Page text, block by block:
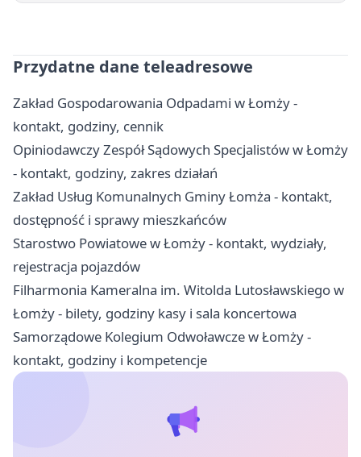
Przydatne dane teleadresowe
Zakład Gospodarowania Odpadami w Łomży -
kontakt, godziny, cennik
Opiniodawczy Zespół Sądowych Specjalistów w Łomży
- kontakt, godziny, zakres działań
Zakład Usług Komunalnych Gminy Łomża - kontakt,
dostępność i sprawy mieszkańców
Starostwo Powiatowe w Łomży - kontakt, wydziały,
rejestracja pojazdów
Filharmonia Kameralna im. Witolda Lutosławskiego w
Łomży - bilety, godziny kasy i sala koncertowa
Samorządowe Kolegium Odwoławcze w Łomży -
kontakt, godziny i kompetencje